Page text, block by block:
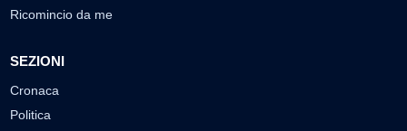
Ricomincio da me
SEZIONI
Cronaca
Politica